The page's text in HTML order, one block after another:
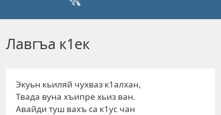
Лавгъа к1ек
Экуьн кьиляй чухваз к1алхан,
Твада вуна хъипре хьиз ван.
Авайди туш вахъ са к1ус чан